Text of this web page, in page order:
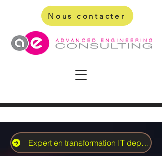
Nous contacter
Expert en transformation IT depuis